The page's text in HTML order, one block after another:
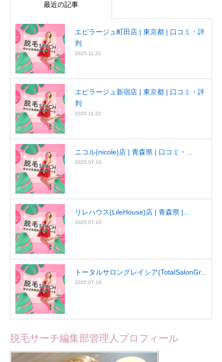
最近の記事
エピラージュ町田店 | 東京都 | 口コミ・評
判
2025.11.22
エピラージュ新宿店 | 東京都 | 口コミ・評
判
2025.11.22
ニコル(nicole)店 | 青森県 | 口コミ・...
2025.07.16
リレハウス(LileHouse)店 | 青森県 |...
2025.07.16
トータルサロングレイシア(TotalSalonGr...
2025.07.16
脱毛サーチ編集部管理人プロフィール